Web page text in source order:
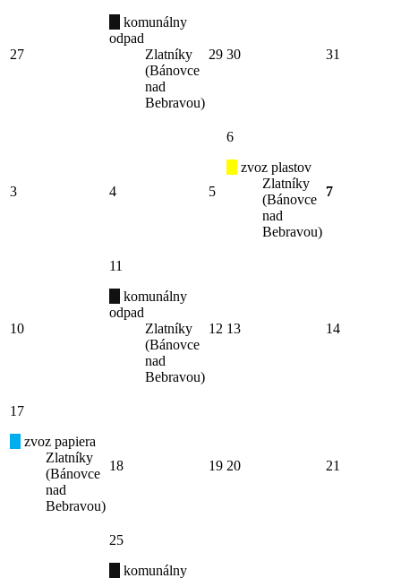
27
komunálny
odpad
Zlatníky
(Bánovce
nad
Bebravou)
29 30 31
3 4 5
6
zvoz plastov
Zlatníky
(Bánovce
nad
Bebravou)
7
10
11
komunálny
odpad
Zlatníky
(Bánovce
nad
Bebravou)
12 13 14
17
zvoz papiera
Zlatníky
(Bánovce
nad
Bebravou)
18 19 20 21
25
komunálny